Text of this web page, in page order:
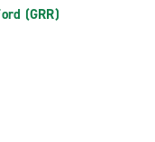
(GRR)